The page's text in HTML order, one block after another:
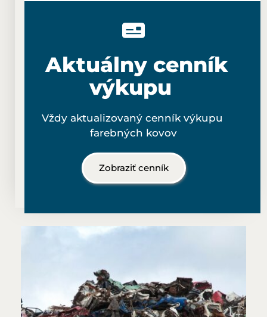
Aktuálny cenník
výkupu
Vždy aktualizovaný cenník výkupu
farebných kovov
Zobraziť cenník